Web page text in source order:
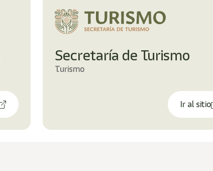
Secretaría de Turismo
Turismo
Ir al sitio